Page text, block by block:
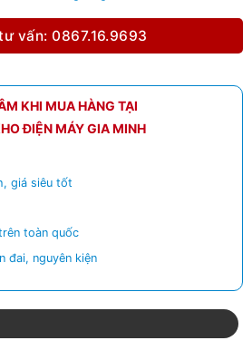
vấn: 0867.16.9693
KHI MUA HÀNG TẠI
ĐIỆN MÁY GIA MINH
giá siêu tốt
toàn quốc
đai, nguyên kiện